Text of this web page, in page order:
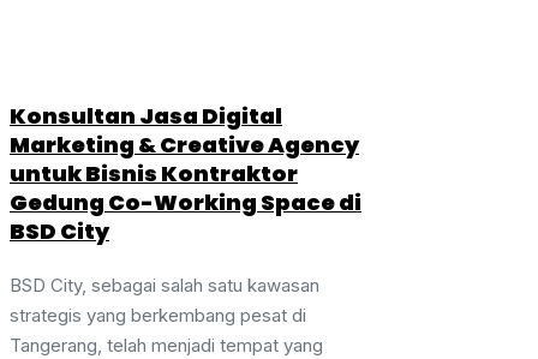
Konsultan Jasa Digital
Marketing & Creative Agency
untuk Bisnis Kontraktor
Gedung Co-Working Space di
BSD City
BSD City, sebagai salah satu kawasan
strategis yang berkembang pesat di
Tangerang, telah menjadi tempat yang